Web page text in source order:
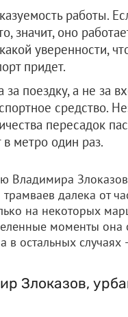
работы.
значит, оно
уверенности,
придет.
за поездку, а не за
средство.
пересадок
в метро один раз.
Владимира
далека от
на некоторых
моменты она
в остальных случаях
Злоказов,